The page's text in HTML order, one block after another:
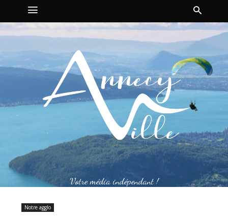
Votre média indépendant !
Notre agglo